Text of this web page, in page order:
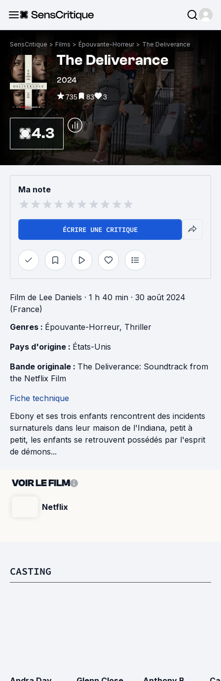
SensCritique > Films > Épouvante-Horreur > The Deliverance
The Deliverance
2024
735 83 3
4.3
Ma note
ÉCRIRE UNE CRITIQUE
Film de Lee Daniels · 1 h 40 min · 30 août 2024
(France)
Genres : Épouvante-Horreur, Thriller
Pays d'origine : États-Unis
Bande originale : The Deliverance: Soundtrack from
the Netflix Film
Fiche technique
Ebony et ses trois enfants rencontrent des incidents
surnaturels dans leur maison de l'Indiana, petit à
petit, les enfants se retrouvent possédés par l'esprit
de démons...
VOIR LE FILM
Netflix
CASTING